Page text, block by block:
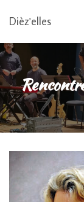
Dièz'elles